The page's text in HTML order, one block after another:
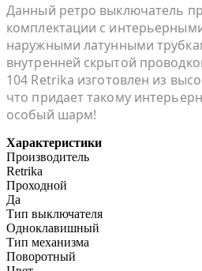
Данный ретро выключатель
комплектации с
наружными латунными
внутренней скрытой
104 Retrika изготовлен из
что придает такому
особый шарм!
Характеристики
Производитель
Retrika
Проходной
Да
Тип выключателя
Одноклавишный
Тип механизма
Поворотный